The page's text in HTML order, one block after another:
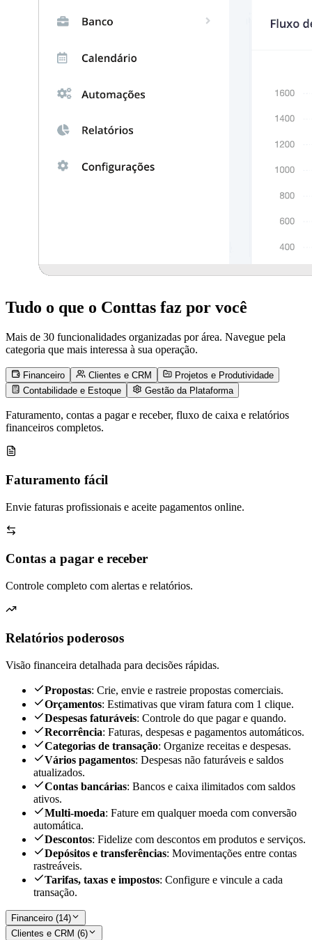
Tudo o que o Conttas faz por você
Mais de 30 funcionalidades organizadas por área. Navegue pela
categoria que mais interessa à sua operação.
Financeiro Clientes e CRM
Projetos e Produtividade
Contabilidade e Estoque
Gestão da Plataforma
Faturamento, contas a pagar e receber, fluxo de caixa e relatórios
financeiros completos.
Faturamento fácil
Envie faturas profissionais e aceite pagamentos online.
Contas a pagar e receber
Controle completo com alertas e relatórios.
Relatórios poderosos
Visão financeira detalhada para decisões rápidas.
Propostas: Crie, envie e rastreie propostas comerciais.
Orçamentos: Estimativas que viram fatura com 1 clique.
Despesas faturáveis: Controle do que pagar e quando.
Recorrência: Faturas, despesas e pagamentos automáticos.
Categorias de transação: Organize receitas e despesas.
Vários pagamentos: Despesas não faturáveis e saldos
atualizados.
Contas bancárias: Bancos e caixa ilimitados com saldos
ativos.
Multi-moeda: Fature em qualquer moeda com conversão
automática.
Descontos: Fidelize com descontos em produtos e serviços.
Depósitos e transferências: Movimentações entre contas
rastreáveis.
Tarifas, taxas e impostos: Configure e vincule a cada
transação.
Financeiro (14)
Clientes e CRM (6)